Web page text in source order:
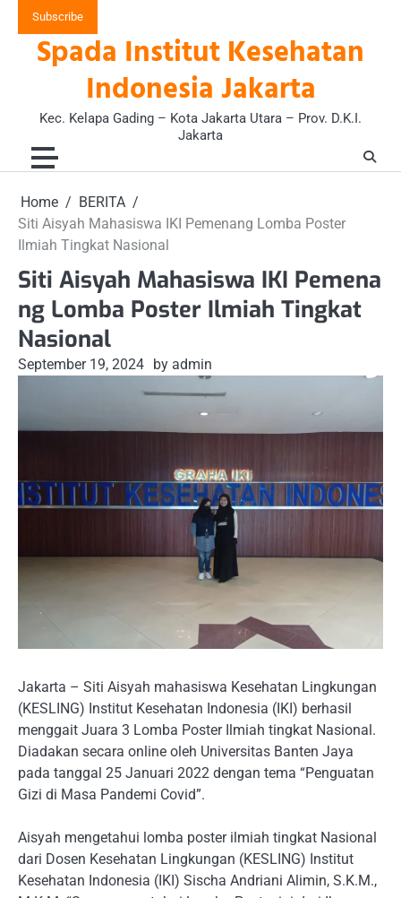
content
Subscribe
Spada Institut Kesehatan
Indonesia Jakarta
Kec. Kelapa Gading – Kota Jakarta Utara – Prov. D.K.I.
Jakarta
Home
BERITA
Siti Aisyah Mahasiswa IKI Pemenang Lomba Poster
Ilmiah Tingkat Nasional
Siti Aisyah Mahasiswa IKI Pemena
ng Lomba Poster Ilmiah Tingkat
Nasional
September 19, 2024 by admin
Jakarta – Siti Aisyah mahasiswa Kesehatan Lingkungan
(KESLING) Institut Kesehatan Indonesia (IKI) berhasil
menggait Juara 3 Lomba Poster Ilmiah tingkat Nasional.
Diadakan secara online oleh Universitas Banten Jaya
pada tanggal 25 Januari 2022 dengan tema “Penguatan
Gizi di Masa Pandemi Covid”.
Aisyah mengetahui lomba poster ilmiah tingkat Nasional
dari Dosen Kesehatan Lingkungan (KESLING) Institut
Kesehatan Indonesia (IKI) Sischa Andriani Alimin, S.K.M.,